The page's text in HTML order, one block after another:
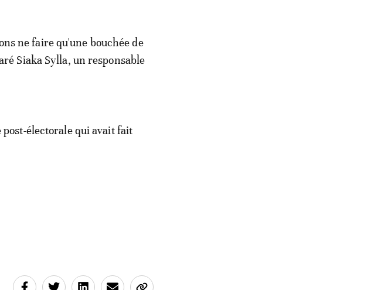
ne faire qu'une bouchée de
Siaka Sylla, un responsable
électorale qui avait fait